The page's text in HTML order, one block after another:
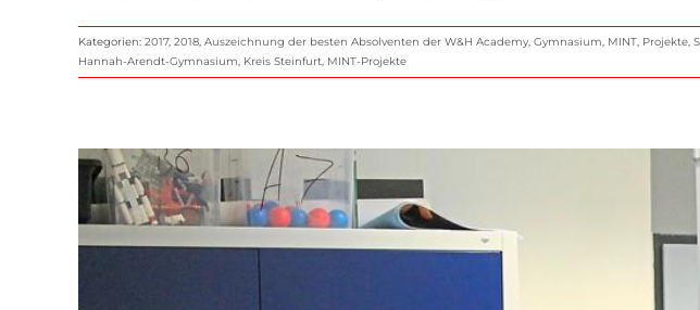
Kategorien: 2017, 2018, Auszeichnung der besten Absolventen der W&H Academy, Gymnasium, MINT, Projekte,
Hannah-Arendt-Gymnasium, Kreis Steinfurt, MINT-Projekte